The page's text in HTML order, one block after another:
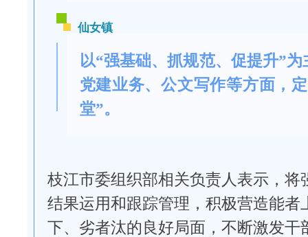
仙女镇
以“强基础、抓规范、促提升”
党建业务、公文写作等方面，
堂”。
枝江市委组织部相关负责人表示，将
结果运用和跟踪管理，积极营造能者
下、劣者汰的良好局面，不断激发干